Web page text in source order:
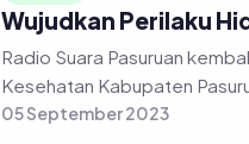
Wujudkan Perilaku
Radio Suara Pasuruan
Kesehatan Kabupaten
05 September 2023